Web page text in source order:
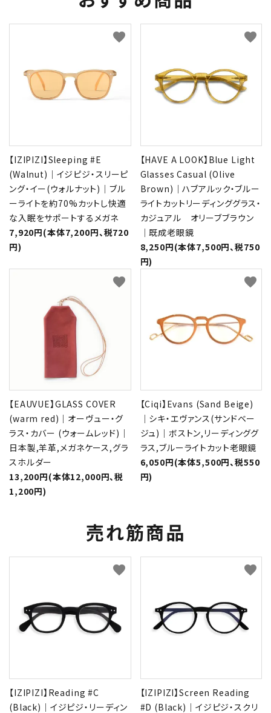
【IZIPIZI】Sleeping #E
(Walnut)｜イジピジ・スリーピ
ング・イー(ウォルナット)｜ブル
ーライトを約70%カットし快適
な入眠をサポートするメガネ
7,920円(本体7,200円、税720
円)
favorite
【HAVE A LOOK】Blue Light
Glasses Casual (Olive
Brown)｜ハブアルック・ブルー
ライトカットリーディンググラス・
カジュアル オリーブブラウン
｜既成老眼鏡
8,250円(本体7,500円、税750
円)
favorite
【EAUVUE】GLASS COVER
(warm red)｜オーヴュー・グ
ラス・カバー (ウォームレッド)｜
日本製,羊革,メガネケース,グラ
スホルダー
13,200円(本体12,000円、税
1,200円)
favorite
【Ciqi】Evans (Sand Beige)
｜シキ・エヴァンス(サンドベー
ジュ)｜ボストン,リーディンググ
ラス,ブルーライトカット老眼鏡
6,050円(本体5,500円、税550
円)
favorite
売れ筋商品
【IZIPIZI】Reading #C
(Black)｜イジピジ・リーディン
favorite
【IZIPIZI】Screen Reading
#D (Black)｜イジピジ・スクリ
favorite